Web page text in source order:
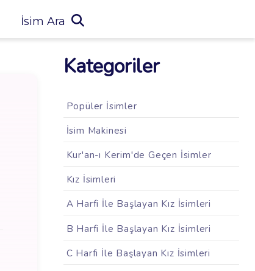
İsim Ara
Kategoriler
Popüler İsimler
İsim Makinesi
Kur'an-ı Kerim'de Geçen İsimler
Kız İsimleri
A Harfi İle Başlayan Kız İsimleri
B Harfi İle Başlayan Kız İsimleri
C Harfi İle Başlayan Kız İsimleri